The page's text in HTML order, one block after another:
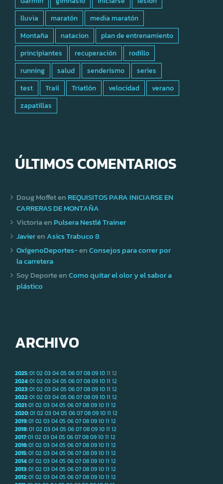
lluvia
maratón
media maratón
Montaña
natacion
plan de entrenamiento
principiantes
recuperación
rodillo
running
salud senderismo
series
test
Trail Triatlón velocidad
verano
zapatillas
ÚLTIMOS COMENTARIOS
Doug Moffeten REQUISITOS PARA INICIARSE EN
CARRERAS DE MONTAÑA
Victoriaen Pulsera Nestlé Trainer
JavierenAsics Trabuco 8
OxígenoDeportes-enConsejos para correr por
la carretera
Soy DeporteenComo quitar el olor y el sabor a
plástico
ARCHIVO
2025:01 02 030405060708091011 12
2024:01 02 030405060708091011 12
2023:01 02 030405060708091011 12
2022:01 02 030405060708091011 12
2021:01 02 030405060708091011 12
2020:01 02 030405060708091011 12
2019:01 02 030405060708091011 12
2018:01 02 030405060708091011 12
2017:01 02 030405060708091011 12
2016:01 02 030405060708091011 12
2015:01 02 030405060708091011 12
2014:01 02 030405060708091011 12
2013:01 02 030405060708091011 12
2012:01 02 030405060708091011 12